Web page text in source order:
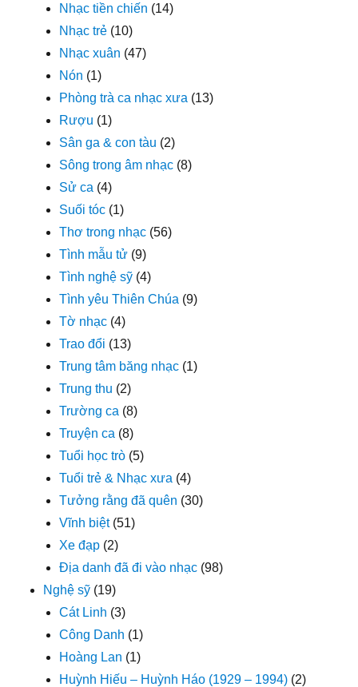
Nhạc tiền chiến (14)
Nhạc trẻ (10)
Nhạc xuân (47)
Nón (1)
Phòng trà ca nhạc xưa (13)
Rượu (1)
Sân ga & con tàu (2)
Sông trong âm nhạc (8)
Sử ca (4)
Suối tóc (1)
Thơ trong nhạc (56)
Tình mẫu tử (9)
Tình nghệ sỹ (4)
Tình yêu Thiên Chúa (9)
Tờ nhạc (4)
Trao đổi (13)
Trung tâm băng nhạc (1)
Trung thu (2)
Trường ca (8)
Truyện ca (8)
Tuổi học trò (5)
Tuổi trẻ & Nhạc xưa (4)
Tưởng rằng đã quên (30)
Vĩnh biệt(51)
Xe đạp (2)
Địa danh đã đi vào nhạc (98)
Nghệ sỹ (19)
Cát Linh (3)
Công Danh (1)
Hoàng Lan (1)
Huỳnh Hiếu – Huỳnh Háo (1929 – 1994) (2)